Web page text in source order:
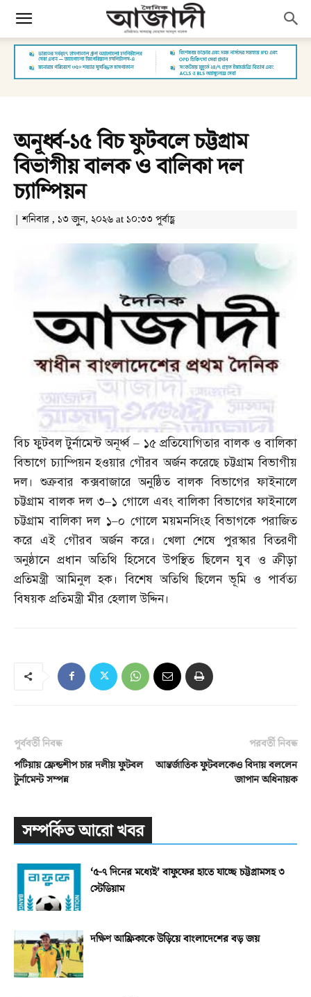
অনূর্ধ্ব-১৫ বিচ ফুটবলে চট্টগ্রাম
বিভাগীয় বালক ও বালিকা দল
চ্যাম্পিয়ন
| শনিবার , ১৩ জুন, ২০২৬ at ১০:৩৩ পূর্বাহ্ণ
বিচ ফুটবল টুর্নামেন্ট অনূর্ধ্ব – ১৫ প্রতিযোগিতার বালক ও বালিকা
বিভাগে চ্যাম্পিয়ন হওয়ার গৌরব অর্জন করেছে চট্টগ্রাম বিভাগীয়
দল। শুক্রবার কক্সবাজারে অনুষ্ঠিত বালক বিভাগের ফাইনালে
চট্টগ্রাম বালক দল ৩–১ গোলে এবং বালিকা বিভাগের ফাইনালে
চট্টগ্রাম বালিকা দল ১–০ গোলে ময়মনসিংহ বিভাগকে পরাজিত
করে এই গৌরব অর্জন করে। খেলা শেষে পুরস্কার বিতরণী
অনুষ্ঠানে প্রধান অতিথি হিসেবে উপস্থিত ছিলেন যুব ও ক্রীড়া
প্রতিমন্ত্রী আমিনুল হক। বিশেষ অতিথি ছিলেন ভূমি ও পার্বত্য
বিষয়ক প্রতিমন্ত্রী মীর হেলাল উদ্দিন।
পূর্ববর্তী নিবন্ধ
পটিয়ায় ফ্রেন্ডশীপ চার দলীয় ফুটবল
টুর্নামেন্ট সম্পন্ন
পরবর্তী নিবন্ধ
আন্তর্জাতিক ফুটবলকেও বিদায় বললেন
জাপান অধিনায়ক
সম্পর্কিত আরো খবর
‘৫-৭ দিনের মধ্যেই’ বাফুফের হাতে যাচ্ছে চট্টগ্রামসহ ৩
স্টেডিয়াম
দক্ষিণ আফ্রিকাকে উড়িয়ে বাংলাদেশের বড় জয়